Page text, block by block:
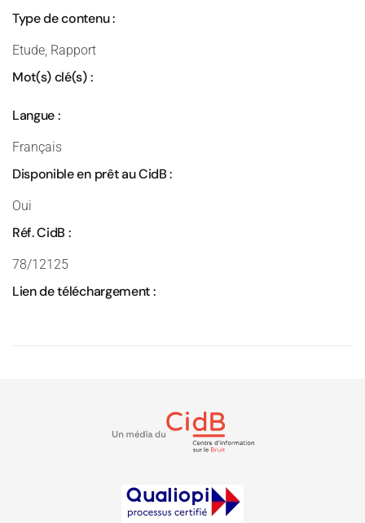
Type de contenu :
Etude, Rapport
Mot(s) clé(s) :
Langue :
Français
Disponible en prêt au CidB :
Oui
Réf. CidB :
78/12125
Lien de téléchargement :